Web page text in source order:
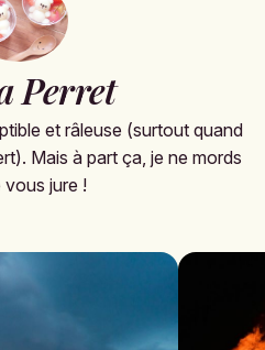
Perret
et râleuse (surtout quand
Mais à part ça, je ne mords
vous jure !